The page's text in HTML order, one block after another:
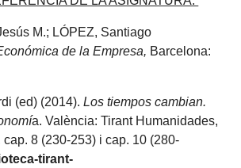
M.; LÓPEZ, Santiago
de la Empresa, Barcelona:
(ed) (2014).Los tiempos cambian.
a. València: Tirant Humanidades,
cap. 8 (230-253) i cap. 10 (280-
tirant-